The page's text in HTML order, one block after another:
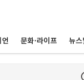
문화·라이프 뉴